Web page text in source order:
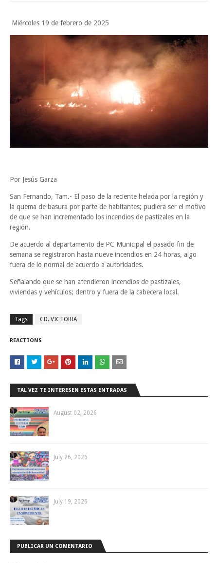
Alberto Carrera Torres
Prepara la UAT el arranque del ciclo escolar Otoño 2026
Miércoles 19 de febrero de 2025
Por Jesús Garza
San Fernando, Tam.- El paso de la reciente helada por la región y
la quema de basura por parte de habitantes; pudiera ser el motivo
de que se han incrementado los incendios de pastizales en la
región.
De acuerdo al departamento de PC Municipal el pasado fin de
semana se registraron hasta nueve incendios en 24 horas, algo
fuera de lo normal de acuerdo a autoridades.
Señalando que se han atendieron incendios de pastizales,
viviendas y vehículos; dentro y fuera de la cabecera local.
Tags CD. VICTORIA
REACTIONS
TAL VEZ TE INTERESEN ESTAS ENTRADAS
August 02, 2026
July 26, 2026
July 19, 2026
PUBLICAR UN COMENTARIO